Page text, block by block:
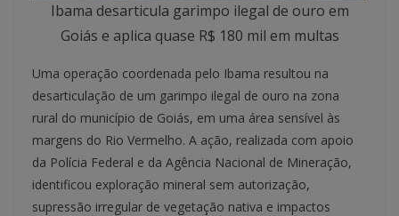
Ibama desarticula garimpo ilegal de ouro em
Goiás e aplica quase R$ 180 mil em multas
Uma operação coordenada pelo Ibama resultou na
desarticulação de um garimpo ilegal de ouro na zona
rural do município de Goiás, em uma área sensível às
margens do Rio Vermelho. A ação, realizada com apoio
da Polícia Federal e da Agência Nacional de Mineração,
identificou exploração mineral sem autorização,
supressão irregular de vegetação nativa e impactos